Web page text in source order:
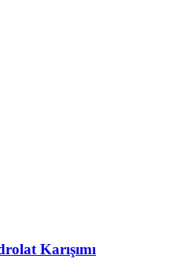
Karışımı